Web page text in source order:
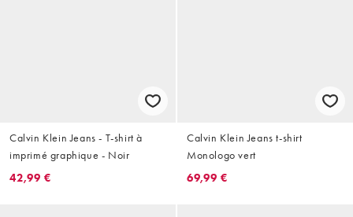
Calvin Klein Jeans - T-shirt à
imprimé graphique - Noir
42,99 €
Calvin Klein Jeans t-shirt
Monologo vert
69,99 €